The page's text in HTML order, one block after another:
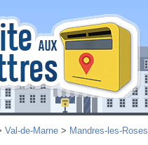
Val-de-Marne > Mandres-les-Roses